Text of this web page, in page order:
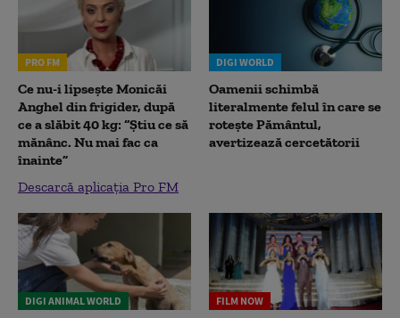
PRO FM
Ce nu-i lipsește Monicăi
Anghel din frigider, după
ce a slăbit 40 kg: “Știu ce să
mănânc. Nu mai fac ca
înainte”
Descarcă aplicația Pro FM
DIGI WORLD
Oamenii schimbă
literalmente felul în care se
rotește Pământul,
avertizează cercetătorii
DIGI ANIMAL WORLD FILM NOW